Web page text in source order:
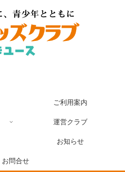
ご利用案内
運営クラブ
お知らせ
お問合せ